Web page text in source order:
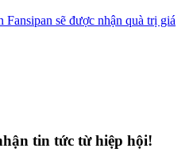
sẽ được nhận quà trị giá
tin tức từ hiệp hội!